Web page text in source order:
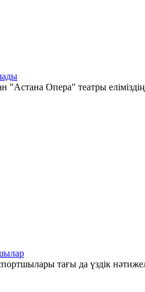
"Астана Опера" театры
тағы да үздік